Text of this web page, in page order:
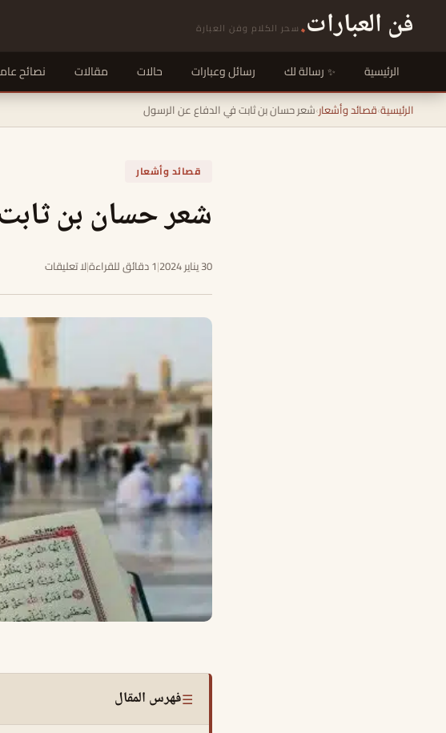
فن العبارات. سحر الكلام وفن العبارة
الرئيسية رسالة لك رسائل وعبارات حالات مقالات نصائح
الرئيسية›قصائد وأشعار›شعر حسان بن ثابت في الدفاع عن الرسول
قصائد وأشعار
شعر حسان بن
30 يناير 2024 |1 دقائق للقراءة |لا تعليقات
☰فهرس المقال